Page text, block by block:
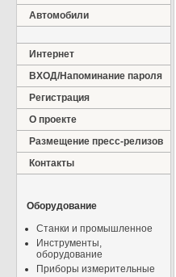
Автомобили
Интернет
ВХОД/Напоминание пароля
Регистрация
О проекте
Размещение пресс-релизов
Контакты
Оборудование
Станки и промышленное
Инструменты,
оборудование
Приборы измерительные